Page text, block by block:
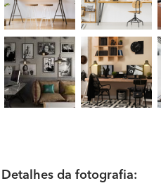
Detalhes da fotografia: